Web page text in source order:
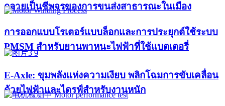
กลายเป็นชีพจรของการขนส่งสาธารณะในเมือง
การออกแบบโรเตอร์แบบล็อกและการประยุกต์ใช้ระบบ
PMSM สำหรับยานพาหนะไฟฟ้าที่ใช้แบตเตอรี่
E-Axle: ขุมพลังแห่งความเงียบ พลิกโฉมการขับเคลื่อน
ด้วยไฟฟ้าและไดรฟ์สำหรับงานหนัก